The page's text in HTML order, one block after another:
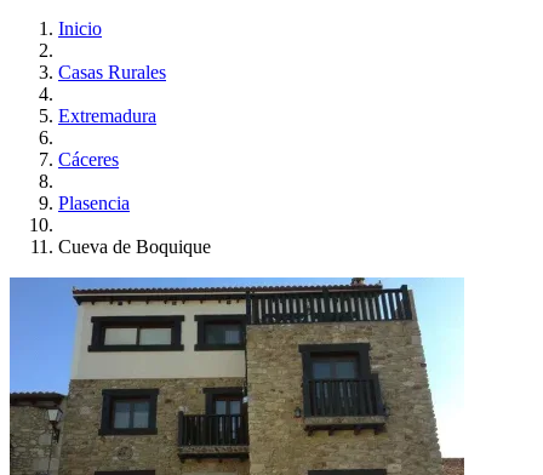
Inicio
Casas Rurales
Extremadura
Cáceres
Plasencia
Cueva de Boquique